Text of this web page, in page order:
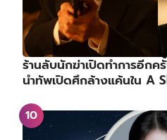
ร้านลับนักฆ่าเปิดทำการอีก
นำทัพเปิดศึกล้างแค้นใน A